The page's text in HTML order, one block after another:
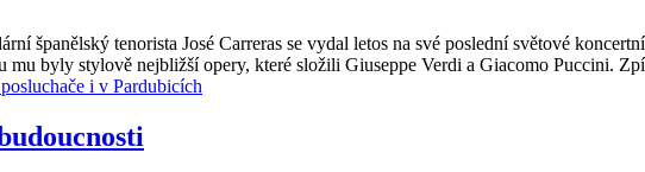
španělský tenorista José Carreras se vydal letos na své poslední světové
mu byly stylově nejbližší opery, které složili Giuseppe Verdi a Giacomo Puccini.
i v Pardubicích